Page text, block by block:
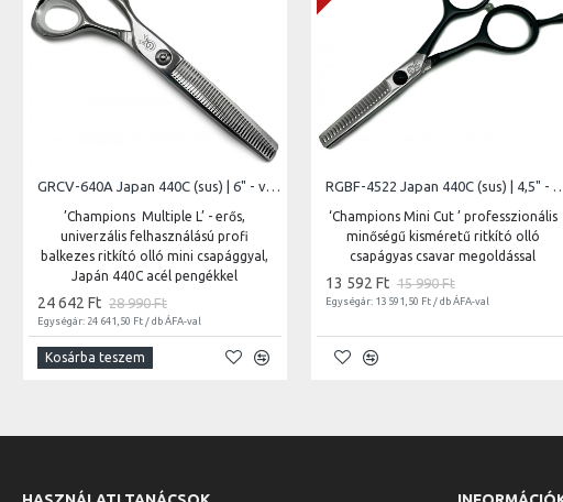
GRCV-640A Japan 440C (sus) | 6" - vágóél hossz 6,5 cm - teljes hossz 15,2 cm
’Champions Multiple L’ - erős,
univerzális felhasználású profi
balkezes ritkító olló mini csapággyal,
Japán 440C acél pengékkel
24 642 Ft 28 990 Ft
Egységár: 24 641,50 Ft / db ÁFA-val
Kosárba teszem
RGBF-4522 Japan 440C (sus) | 4,5" -
‘Champions Mini Cut ’ professzionális
minőségű kisméretű ritkító olló
csapágyas csavar megoldással
13 592 Ft 15 990 Ft
Egységár: 13 591,50 Ft / db ÁFA-val